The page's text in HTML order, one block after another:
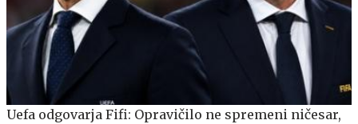
Uefa odgovarja Fifi: Opravičilo ne spremeni ničesar,